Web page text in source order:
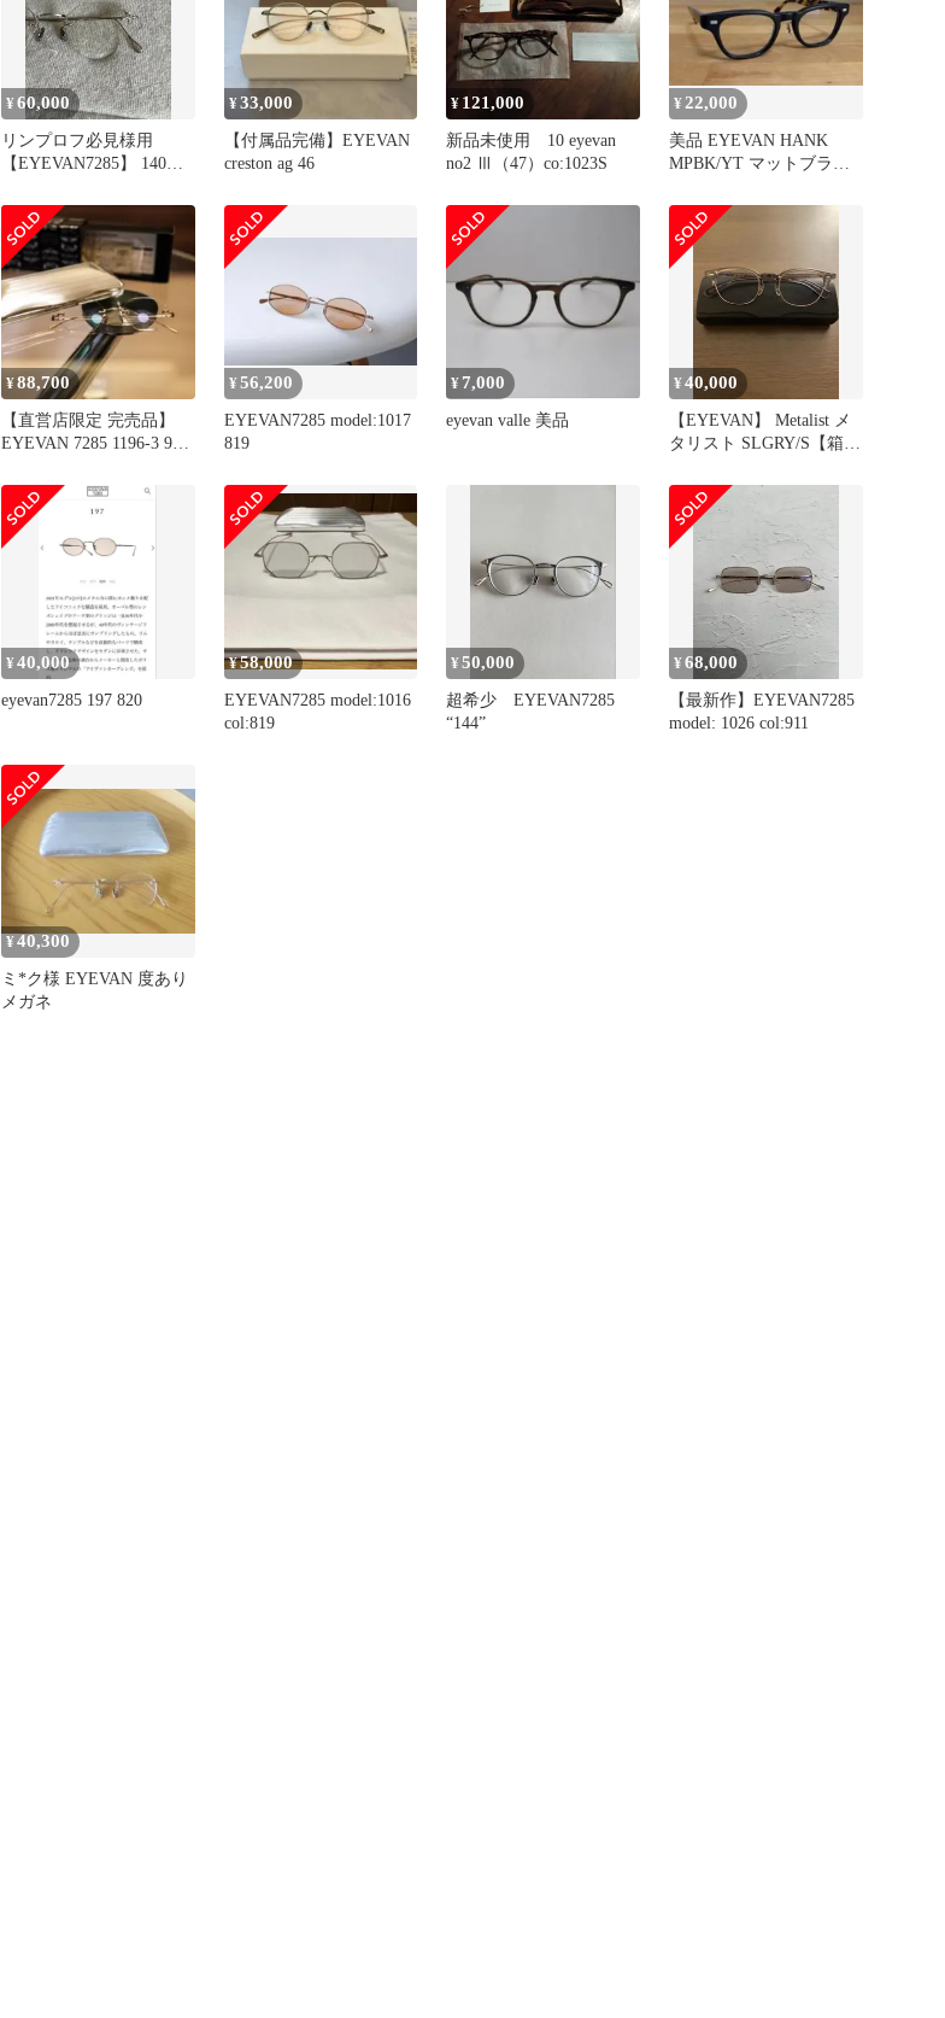
¥60,000
リンプロフ必見様用
【EYEVAN7285】 140
¥33,000
【付属品完備】EYEVAN
creston ag 46
¥ 121,000
新品未使用 10 eyevan
no2 Ⅲ（47）co:1023S
¥ 22,000
美品 EYEVAN HANK
MPBK/YT マットブラッ
¥88,700
【直営店限定 完売品】
EYEVAN 7285 1196-3 900
¥56,200
EYEVAN7285 model:1017
819
¥ 7,000
eyevan valle 美品
¥40,000
【EYEVAN】 Metalist メ
タリスト SLGRY/S【箱付
¥40,000
eyevan7285 197 820
¥58,000
EYEVAN7285 model:1016
col:819
¥50,000
超希少 EYEVAN7285
“144”
¥68,000
【最新作】EYEVAN7285
model: 1026 col:911
¥40,300
ミ*ク様 EYEVAN 度あり
メガネ